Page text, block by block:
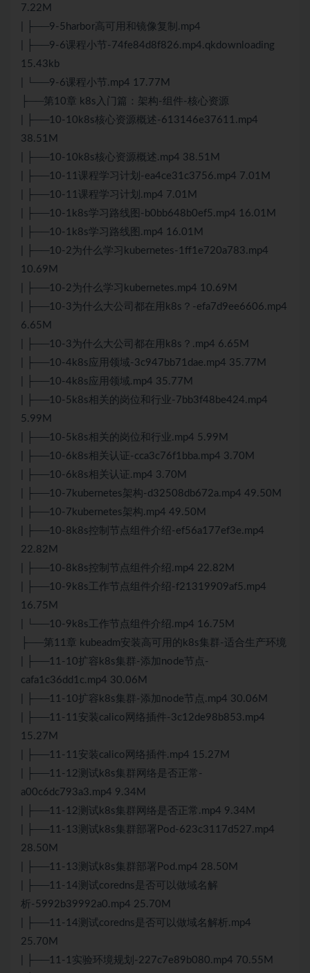
7.22M
| ├──9-5harbor高可用和镜像复制.mp4
| ├──9-6课程小节-74fe84d8f826.mp4.qkdownloading
15.43kb
| └──9-6课程小节.mp4 17.77M
├──第10章 k8s入门篇：架构-组件-核心资源
| ├──10-10k8s核心资源概述-613146e37611.mp4
38.51M
| ├──10-10k8s核心资源概述.mp4 38.51M
| ├──10-11课程学习计划-ea4ce31c3756.mp4 7.01M
| ├──10-11课程学习计划.mp4 7.01M
| ├──10-1k8s学习路线图-b0bb648b0ef5.mp4 16.01M
| ├──10-1k8s学习路线图.mp4 16.01M
| ├──10-2为什么学习kubernetes-1ff1e720a783.mp4
10.69M
| ├──10-2为什么学习kubernetes.mp4 10.69M
| ├──10-3为什么大公司都在用k8s？-efa7d9ee6606.mp4
6.65M
| ├──10-3为什么大公司都在用k8s？.mp4 6.65M
| ├──10-4k8s应用领域-3c947bb71dae.mp4 35.77M
| ├──10-4k8s应用领域.mp4 35.77M
| ├──10-5k8s相关的岗位和行业-7bb3f48be424.mp4
5.99M
| ├──10-5k8s相关的岗位和行业.mp4 5.99M
| ├──10-6k8s相关认证-cca3c76f1bba.mp4 3.70M
| ├──10-6k8s相关认证.mp4 3.70M
| ├──10-7kubernetes架构-d32508db672a.mp4 49.50M
| ├──10-7kubernetes架构.mp4 49.50M
| ├──10-8k8s控制节点组件介绍-ef56a177ef3e.mp4
22.82M
| ├──10-8k8s控制节点组件介绍.mp4 22.82M
| ├──10-9k8s工作节点组件介绍-f21319909af5.mp4
16.75M
| └──10-9k8s工作节点组件介绍.mp4 16.75M
├──第11章 kubeadm安装高可用的k8s集群-适合生产环境
| ├──11-10扩容k8s集群-添加node节点-
cafa1c36dd1c.mp4 30.06M
| ├──11-10扩容k8s集群-添加node节点.mp4 30.06M
| ├──11-11安装calico网络插件-3c12de98b853.mp4
15.27M
| ├──11-11安装calico网络插件.mp4 15.27M
| ├──11-12测试 k8s集群网络是否正常-
a00c6dc793a3.mp4 9.34M
| ├──11-12测试 k8s集群网络是否正常.mp4 9.34M
| ├──11-13测试k8s集群部署Pod-623c3117d527.mp4
28.50M
| ├──11-13测试k8s集群部署Pod.mp4 28.50M
| ├──11-14测试coredns是否可以做域名解
析-5992b39992a0.mp4 25.70M
| ├──11-14测试coredns是否可以做域名解析.mp4
25.70M
| ├──11-1实验环境规划-227c7e89b080.mp4 70.55M